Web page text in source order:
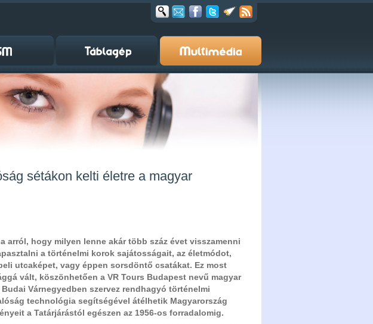
sétákon kelti életre a magyar
arról, hogy milyen lenne akár több száz évet visszamenni
a történelmi korok sajátosságait, az életmódot,
utcaképet, vagy éppen sorsdöntő csatákat. Ez most
vált, köszönhetően a VR Tours Budapest nevű magyar
Várnegyedben szervez rendhagyó történelmi
technológia segítségével átélhetik Magyarország
a Tatárjárástól egészen az 1956-os forradalomig.